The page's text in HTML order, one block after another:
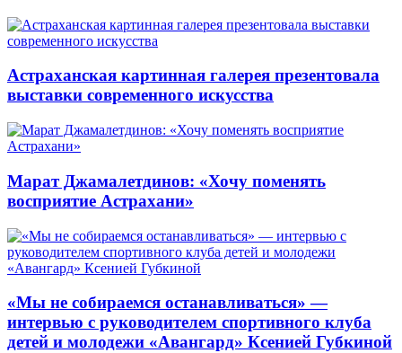
Астраханская картинная галерея презентовала
выставки современного искусства
Марат Джамалетдинов: «Хочу поменять
восприятие Астрахани»
«Мы не собираемся останавливаться» —
интервью с руководителем спортивного клуба
детей и молодежи «Авангард» Ксенией Губкиной